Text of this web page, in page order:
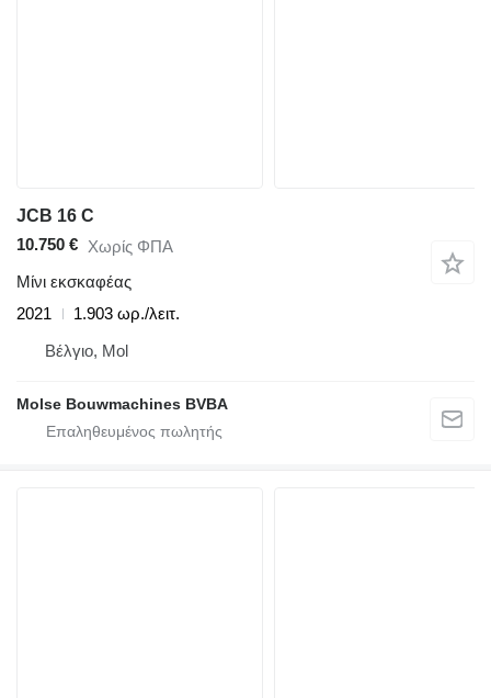
JCB 16 C
10.750 € Χωρίς ΦΠΑ
Μίνι εκσκαφέας
2021
1.903 ωρ./λειτ.
Βέλγιο, Mol
Molse Bouwmachines BVBA